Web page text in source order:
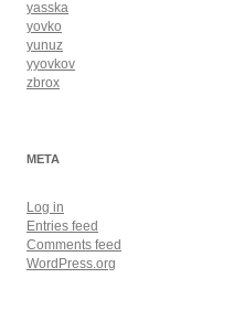
yasska
yovko
yunuz
yyovkov
zbrox
META
Log in
Entries feed
Comments feed
WordPress.org